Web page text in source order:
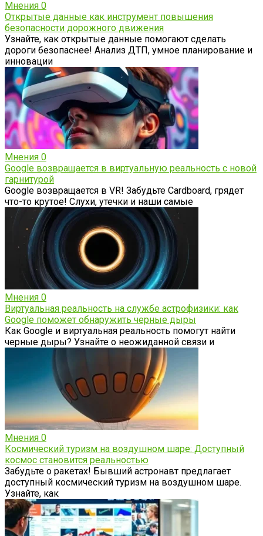
Мнения 0
Открытые данные как инструмент повышения
безопасности дорожного движения
Узнайте, как открытые данные помогают сделать
дороги безопаснее! Анализ ДТП, умное планирование и
инновации
Мнения 0
Google возвращается в виртуальную реальность с новой
гарнитурой
Google возвращается в VR! Забудьте Cardboard, грядет
что-то крутое! Слухи, утечки и наши самые
Мнения 0
Виртуальная реальность на службе астрофизики: как
Google поможет обнаружить черные дыры
Как Google и виртуальная реальность помогут найти
черные дыры? Узнайте о неожиданной связи и
Мнения 0
Космический туризм на воздушном шаре: Доступный
космос становится реальностью
Забудьте о ракетах! Бывший астронавт предлагает
доступный космический туризм на воздушном шаре.
Узнайте, как